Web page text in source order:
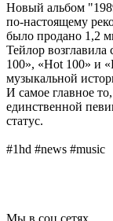
Новый альбом
по-настоящему
было продано 1,2
Тейлор возглавила
100», «Hot 100» и
музыкальной
И самое главное
единственной
статус.
#1hd #news #music